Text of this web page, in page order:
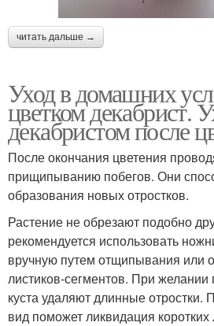
читать дальше →
Уход в домашних
цветком декабрист.
декабристом после
После окончания цветения
прищипыванию побегов. Они
образования новых отростков.
Растение не обрезают подобно
рекомендуется использовать
вручную путем отщипывания или
листиков-сегментов. При желании
куста удаляют длинные отростки.
вид поможет ликвидация коротких